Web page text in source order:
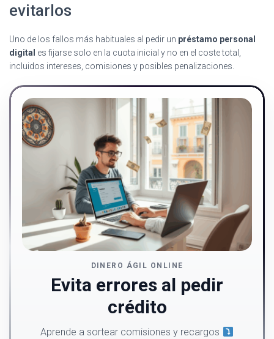
evitarlos
Uno de los fallos más habituales al pedir un préstamo personal
digital es fijarse solo en la cuota inicial y no en el coste total,
incluidos intereses, comisiones y posibles penalizaciones.
DINERO ÁGIL ONLINE
Evita errores al pedir
crédito
Aprende a sortear comisiones y recargos